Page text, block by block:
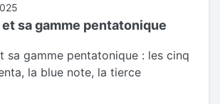
et sa gamme pentatonique
sa gamme pentatonique : les cinq
la blue note, la tierce